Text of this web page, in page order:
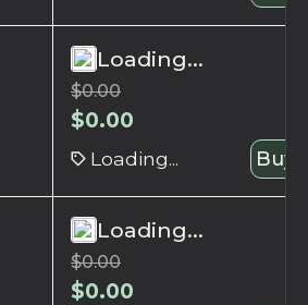
Loading...
$0.00
$0.00
Loading... Buy
Loading...
$0.00
$0.00